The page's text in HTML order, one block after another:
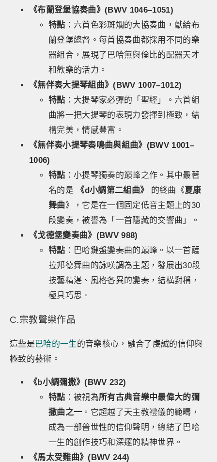
《布蘭登堡協奏曲》(BWV 1046–1051)
特點 ：六首色彩斑斕的大協奏曲，獻給布
蘭登堡總督。每首協奏曲都採用不同的樂
器組合，展現了巴哈無與倫比的配器天才
和歡樂的活力。
《無伴奏大提琴組曲》(BWV 1007–1012)
特點 ：大提琴家必彈的「聖經」。六首組
曲將一把大提琴的表現力發揮到極致，結
構完美，情感豐富。
《無伴奏小提琴奏鳴曲與組曲》(BWV 1001–
1006)
特點 ：小提琴獨奏的巔峰之作。其中最著
名的是
《d小調第二組曲》 的終曲《夏康
舞曲》，它是在一個固定低音主題上的30
段變奏，被譽為「一首隱藏的交響曲」。
《戈德堡變奏曲》(BWV 988)
特點 ：巴哈鍵盤變奏曲的巔峰。以一首薩
拉邦德舞曲的詠嘆調為主題，發展出30段
技藝精湛、風格各異的變奏，結構對稱，
極具巧思。
C.宗教聲樂作品
這些是巴哈的一生的音樂核心，融合了虔誠的信仰與
極致的藝術。
《b小調彌撒》(BWV 232)
特點 ：被視為所有古典音樂中最偉大的彌
撒曲之一 。它超越了天主教禮儀的範疇，
成為一部普世性的信仰聲明，總結了巴哈
一生的創作技巧和深邃的精神世界。
《馬太受難曲》(BWV 244)